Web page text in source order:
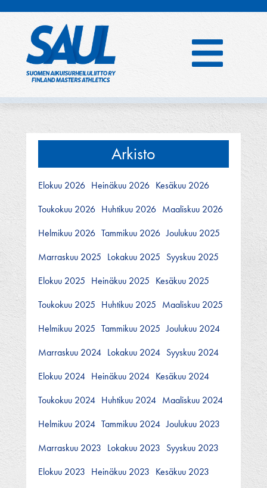
Arkisto
Elokuu 2026 Heinäkuu 2026 Kesäkuu 2026
Toukokuu 2026 Huhtikuu 2026 Maaliskuu 2026
Helmikuu 2026 Tammikuu 2026 Joulukuu 2025
Marraskuu 2025 Lokakuu 2025 Syyskuu 2025
Elokuu 2025 Heinäkuu 2025 Kesäkuu 2025
Toukokuu 2025 Huhtikuu 2025 Maaliskuu 2025
Helmikuu 2025 Tammikuu 2025 Joulukuu 2024
Marraskuu 2024 Lokakuu 2024 Syyskuu 2024
Elokuu 2024 Heinäkuu 2024 Kesäkuu 2024
Toukokuu 2024 Huhtikuu 2024 Maaliskuu 2024
Helmikuu 2024 Tammikuu 2024 Joulukuu 2023
Marraskuu 2023 Lokakuu 2023 Syyskuu 2023
Elokuu 2023 Heinäkuu 2023 Kesäkuu 2023